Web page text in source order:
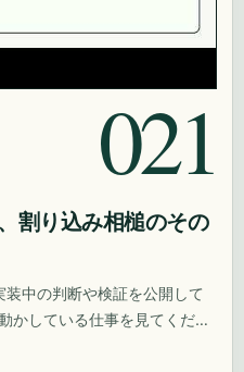
021
割り込み相槌のその
中の判断や検証を公開して
かしている仕事を見てくださ